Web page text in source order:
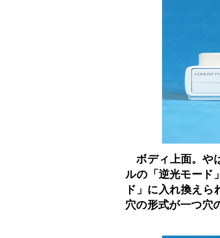
ボディ上面。や
ルの「逆光モード
ド」に入れ換え
穴の形式が一つ穴